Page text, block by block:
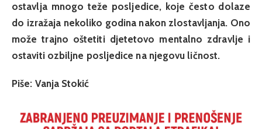
ostavlja mnogo teže posljedice, koje često dolaze
do izražaja nekoliko godina nakon zlostavljanja. Ono
može trajno oštetiti djetetovo mentalno zdravlje i
ostaviti ozbiljne posljedice na njegovu ličnost.
Piše: Vanja Stokić